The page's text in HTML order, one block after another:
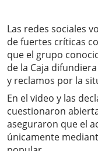
Las redes sociales
de fuertes críticas
que el grupo
de la Caja
y reclamos por la
En el video y las
cuestionaron
aseguraron que el
únicamente